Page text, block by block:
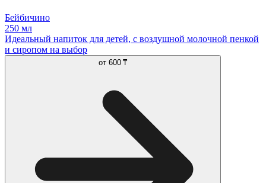
Бейбичино
250 мл
Идеальный напиток для детей, с воздушной молочной пенкой
и сиропом на выбор
от 600 ₸